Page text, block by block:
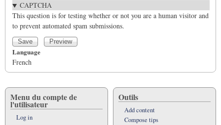
CAPTCHA
This question is for testing whether or not you are a human visitor and
to prevent automated spam submissions.
Language
French
Menu du compte de
l'utilisateur
Log in
Outils
Add content
Compose tips